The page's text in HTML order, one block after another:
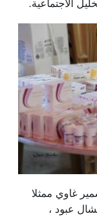
الاجتماعية.
غاوي ممثلا
عبود ،